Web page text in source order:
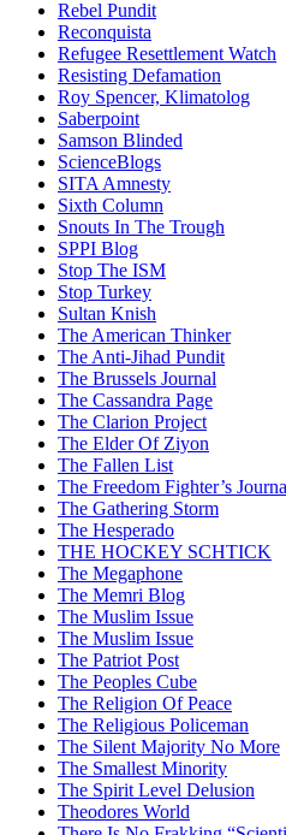
Rebel Pundit
Reconquista
Refugee Resettlement Watch
Resisting Defamation
Roy Spencer, Klimatolog
Saberpoint
Samson Blinded
ScienceBlogs
SITA Amnesty
Sixth Column
Snouts In The Trough
SPPI Blog
Stop The ISM
Stop Turkey
Sultan Knish
The American Thinker
The Anti-Jihad Pundit
The Brussels Journal
The Cassandra Page
The Clarion Project
The Elder Of Ziyon
The Fallen List
The Freedom Fighter’s
The Gathering Storm
The Hesperado
THE HOCKEY SCHTICK
The Megaphone
The Memri Blog
The Muslim Issue
The Muslim Issue
The Patriot Post
The Peoples Cube
The Religion Of Peace
The Religious Policeman
The Silent Majority No More
The Smallest Minority
The Spirit Level Delusion
Theodores World